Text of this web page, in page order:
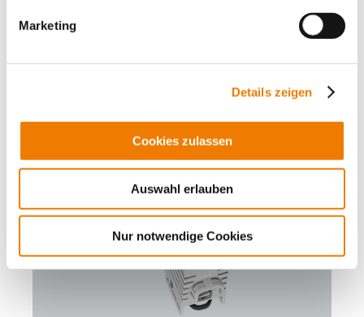
Marketing
Details zeigen
Cookies zulassen
Auswahl erlauben
Nur notwendige Cookies
bedienerunabhängiges Schalten (Sprungschaltwerk)
für DIN Tragschiene